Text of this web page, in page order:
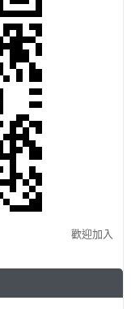
歡迎加入